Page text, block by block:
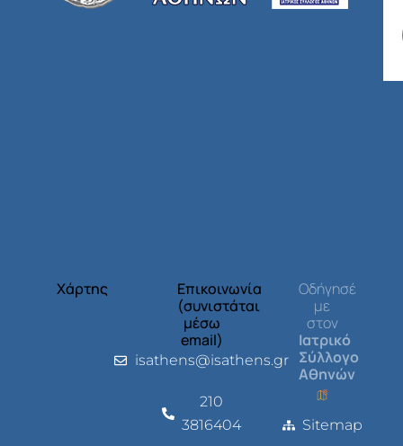
Χάρτης
Επικοινωνία
(συνιστάται
μέσω
email)
isathens@isathens.gr
210
3816404
Οδήγησέ
με
στον
Ιατρικό
Σύλλογο
Αθηνών
Sitemap